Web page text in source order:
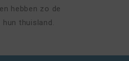
hebben zo de
thuisland.